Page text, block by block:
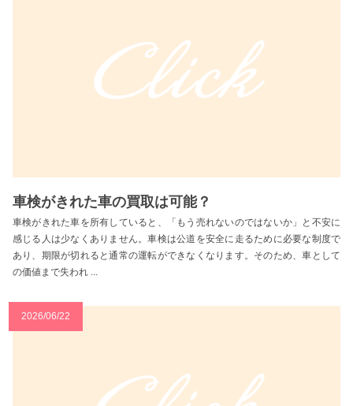
車検がきれた車の買取は可能？
車検がきれた車を所有していると、「もう売れないのではないか」と不安に
感じる人は少なくありません。車検は公道を安全に走るために必要な制度で
あり、期限が切れると通常の運転ができなくなります。そのため、車として
の価値まで失われ ...
2026/06/22